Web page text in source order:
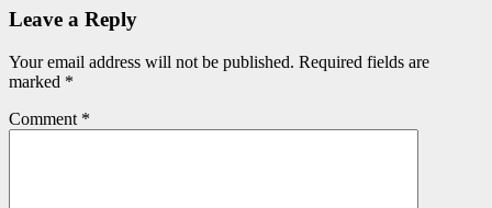
Leave a Reply
Your email address will not be published. Required fields are
marked *
Comment *